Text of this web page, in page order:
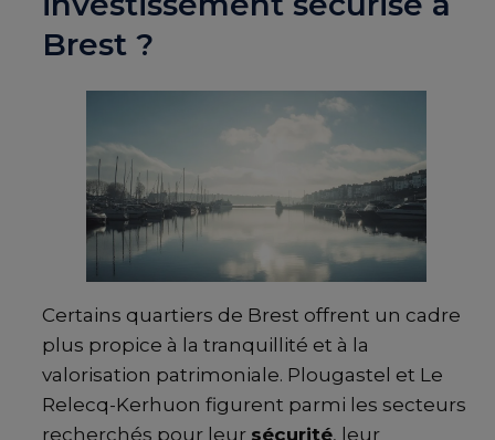
Brest ?
Certains quartiers de Brest offrent un cadre
plus propice à la tranquillité et à la
valorisation patrimoniale. Plougastel et Le
Relecq-Kerhuon figurent parmi les secteurs
recherchés pour leur sécurité, leur